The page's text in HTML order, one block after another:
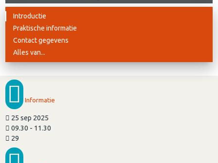
Introductie
Praktische informatie
Contact gegevens
Alles van...
Informatie
25 sep 2025
09.30 - 11.30
29